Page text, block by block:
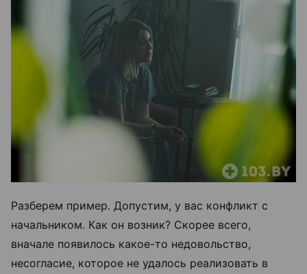
Разберем пример. Допустим, у вас конфликт с
начальником. Как он возник? Скорее всего,
вначале появилось какое-то недовольство,
несогласие, которое не удалось реализовать в